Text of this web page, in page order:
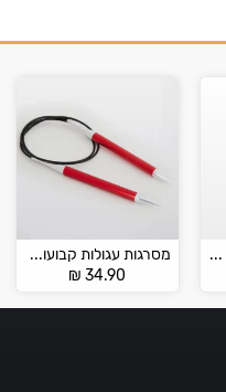
מסרגת קרושה מידות 2 – 5 PONY מסרגות עגולות קבועות 100 ס"מ מבית KnitPro
₪ 34.90